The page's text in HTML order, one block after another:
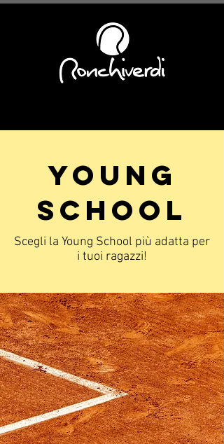
YOUNG
SCHOOL
Scegli la Young School più adatta per
i tuoi ragazzi!